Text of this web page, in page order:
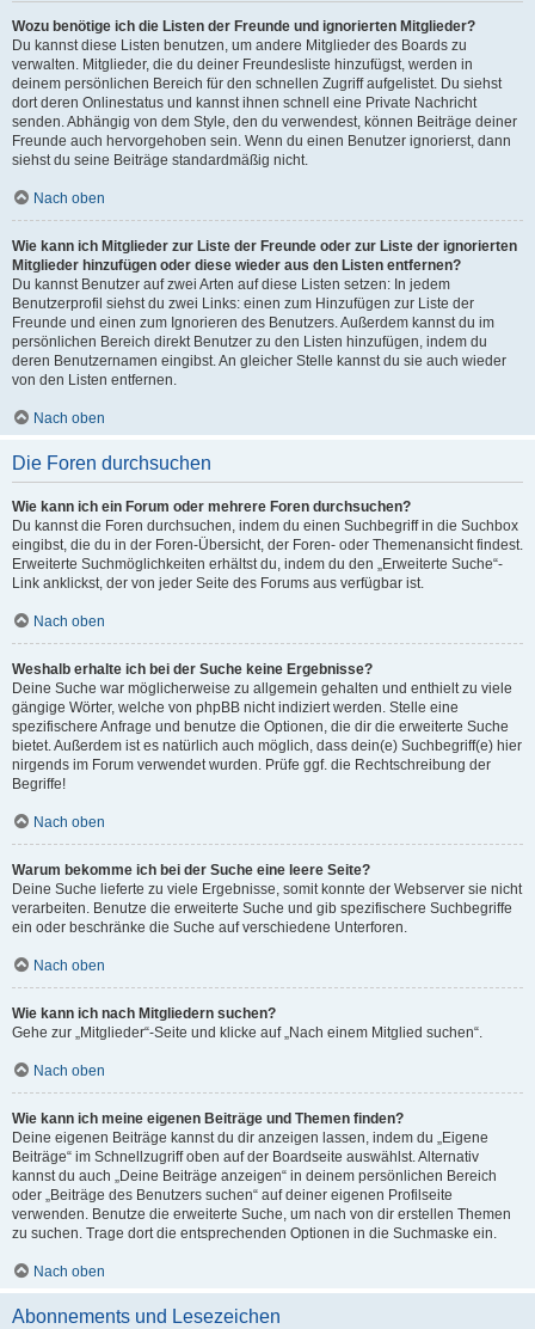
Wozu benötige ich die Listen der Freunde und ignorierten Mitglieder?
Du kannst diese Listen benutzen, um andere Mitglieder des Boards zu
verwalten. Mitglieder, die du deiner Freundesliste hinzufügst, werden in
deinem persönlichen Bereich für den schnellen Zugriff aufgelistet. Du siehst
dort deren Onlinestatus und kannst ihnen schnell eine Private Nachricht
senden. Abhängig von dem Style, den du verwendest, können Beiträge deiner
Freunde auch hervorgehoben sein. Wenn du einen Benutzer ignorierst, dann
siehst du seine Beiträge standardmäßig nicht.
Nach oben
Wie kann ich Mitglieder zur Liste der Freunde oder zur Liste der ignorierten
Mitglieder hinzufügen oder diese wieder aus den Listen entfernen?
Du kannst Benutzer auf zwei Arten auf diese Listen setzen: In jedem
Benutzerprofil siehst du zwei Links: einen zum Hinzufügen zur Liste der
Freunde und einen zum Ignorieren des Benutzers. Außerdem kannst du im
persönlichen Bereich direkt Benutzer zu den Listen hinzufügen, indem du
deren Benutzernamen eingibst. An gleicher Stelle kannst du sie auch wieder
von den Listen entfernen.
Nach oben
Die Foren durchsuchen
Wie kann ich ein Forum oder mehrere Foren durchsuchen?
Du kannst die Foren durchsuchen, indem du einen Suchbegriff in die Suchbox
eingibst, die du in der Foren-Übersicht, der Foren- oder Themenansicht findest.
Erweiterte Suchmöglichkeiten erhältst du, indem du den „Erweiterte Suche“-
Link anklickst, der von jeder Seite des Forums aus verfügbar ist.
Nach oben
Weshalb erhalte ich bei der Suche keine Ergebnisse?
Deine Suche war möglicherweise zu allgemein gehalten und enthielt zu viele
gängige Wörter, welche von phpBB nicht indiziert werden. Stelle eine
spezifischere Anfrage und benutze die Optionen, die dir die erweiterte Suche
bietet. Außerdem ist es natürlich auch möglich, dass dein(e) Suchbegriff(e) hier
nirgends im Forum verwendet wurden. Prüfe ggf. die Rechtschreibung der
Begriffe!
Nach oben
Warum bekomme ich bei der Suche eine leere Seite?
Deine Suche lieferte zu viele Ergebnisse, somit konnte der Webserver sie nicht
verarbeiten. Benutze die erweiterte Suche und gib spezifischere Suchbegriffe
ein oder beschränke die Suche auf verschiedene Unterforen.
Nach oben
Wie kann ich nach Mitgliedern suchen?
Gehe zur „Mitglieder“-Seite und klicke auf „Nach einem Mitglied suchen“.
Nach oben
Wie kann ich meine eigenen Beiträge und Themen finden?
Deine eigenen Beiträge kannst du dir anzeigen lassen, indem du „Eigene
Beiträge“ im Schnellzugriff oben auf der Boardseite auswählst. Alternativ
kannst du auch „Deine Beiträge anzeigen“ in deinem persönlichen Bereich
oder „Beiträge des Benutzers suchen“ auf deiner eigenen Profilseite
verwenden. Benutze die erweiterte Suche, um nach von dir erstellen Themen
zu suchen. Trage dort die entsprechenden Optionen in die Suchmaske ein.
Nach oben
Abonnements und Lesezeichen